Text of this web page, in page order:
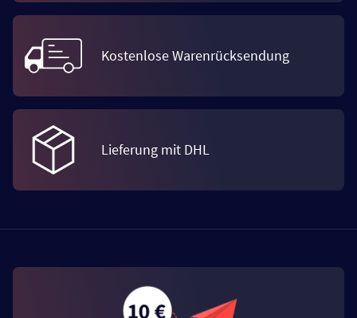
Kostenlose Warenrücksendung
Lieferung mit DHL